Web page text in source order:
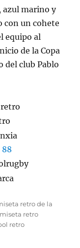
azul marino y
con un cohete
equipo al
de la Copa
del club Pablo
retro de la
retro
retro